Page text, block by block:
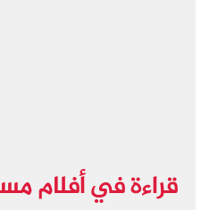
قراءة في أفلام